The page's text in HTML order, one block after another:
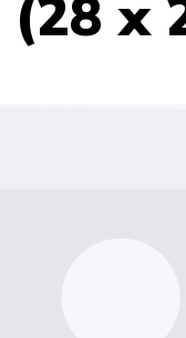
x